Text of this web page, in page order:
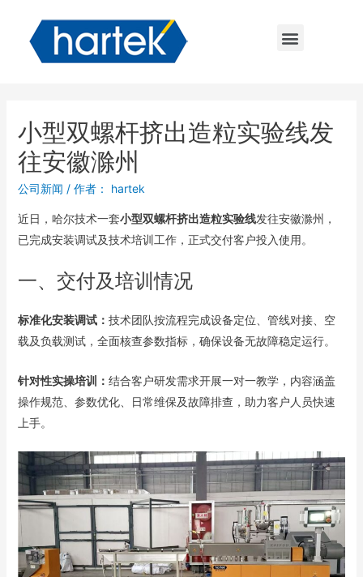
小型双螺杆挤出造粒实验线发
往安徽滁州
公司新闻 / 作者： hartek
近日，哈尔技术一套小型双螺杆挤出造粒实验线发往安徽滁州，
已完成安装调试及技术培训工作，正式交付客户投入使用。
一、交付及培训情况
标准化安装调试： 技术团队按流程完成设备定位、管线对接、空
载及负载测试，全面核查参数指标，确保设备无故障稳定运行。
针对性实操培训： 结合客户研发需求开展一对一教学，内容涵盖
操作规范、参数优化、日常维保及故障排查，助力客户人员快速
上手。